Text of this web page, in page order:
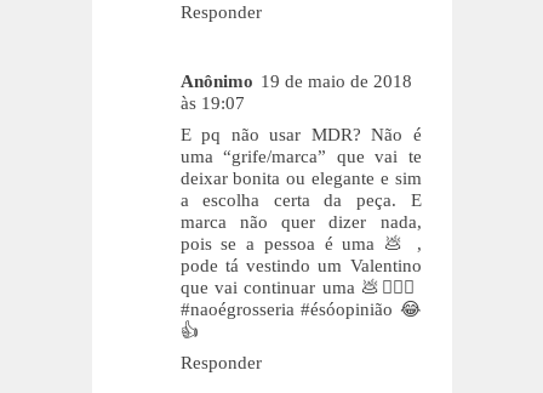
Responder
Anônimo 19 de maio de 2018
às 19:07
E pq não usar MDR? Não é
uma “grife/marca” que vai te
deixar bonita ou elegante e sim
a escolha certa da peça. E
marca não quer dizer nada,
pois se a pessoa é uma 💩 ,
pode tá vestindo um Valentino
que vai continuar uma 💩🤷🏽‍♀️
#naoégrosseria #ésóopinião 😂
👍
Responder